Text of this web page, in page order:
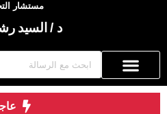
مستشار
د / السيد